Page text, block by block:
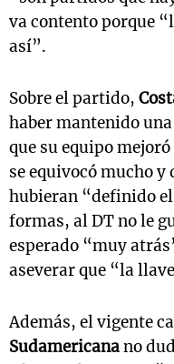
va contento porque
así”.
Sobre el partido,
haber mantenido
que su equipo
se equivocó mucho
hubieran “definido
formas, al DT no le
esperado “muy
aseverar que “la
Además, el vigente
Sudamericanano